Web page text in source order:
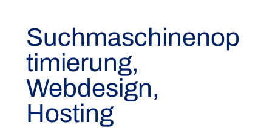
Suchmaschinenop
timierung,
Webdesign,
Hosting